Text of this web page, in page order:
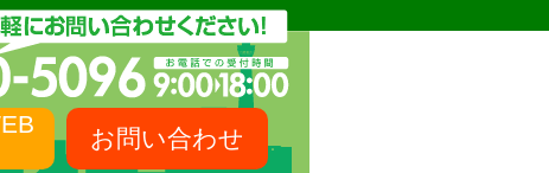
お問い合わせ